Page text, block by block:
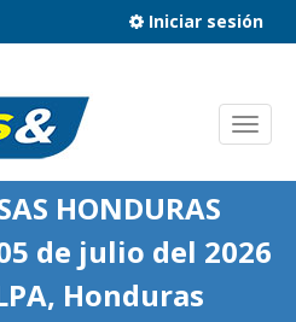
Iniciar sesión
HONDURAS
de julio del 2026
Honduras